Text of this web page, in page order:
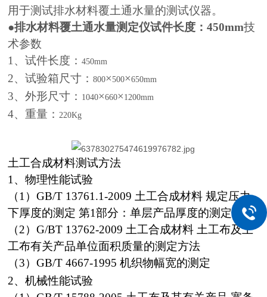
用于测试排水材料覆土通水量的测试仪器。
●排水材料覆土通水量测定仪试件长度：450mm技
术参数
1 、试件长度：450mm
2、试验箱尺寸：800×500×650mm
3、外形尺寸： 1040×660× 1200mm
4、重量： 220Kg
土工合成材料测试方法
1、物理性能试验
（1）GB/T 13761.1-2009 土工合成材料 规定压力
下厚度的测定 第1部分：单层产品厚度的测定方法
（2）G/BT 13762-2009 土工合成材料 土工布及土
工布有关产品单位面积质量的测定方法
（3）GB/T 4667-1995 机织物幅宽的测定
2、机械性能试验